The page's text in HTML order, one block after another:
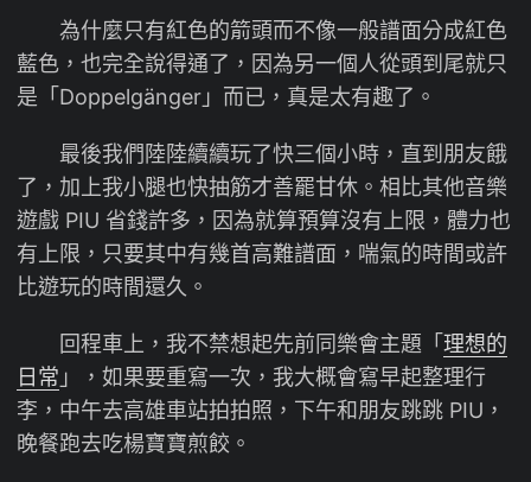
為什麼只有紅色的箭頭而不像一般譜面分成紅色
藍色，也完全說得通了，因為另一個人從頭到尾就只
是「Doppelgänger」而已，真是太有趣了。
最後我們陸陸續續玩了快三個小時，直到朋友餓
了，加上我小腿也快抽筋才善罷甘休。相比其他音樂
遊戲 PIU 省錢許多，因為就算預算沒有上限，體力也
有上限，只要其中有幾首高難譜面，喘氣的時間或許
比遊玩的時間還久。
回程車上，我不禁想起先前同樂會主題「理想的
日常 」，如果要重寫一次，我大概會寫早起整理行
李，中午去高雄車站拍拍照，下午和朋友跳跳 PIU，
晚餐跑去吃楊寶寶煎餃。